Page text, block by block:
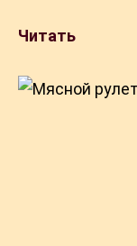
Читать